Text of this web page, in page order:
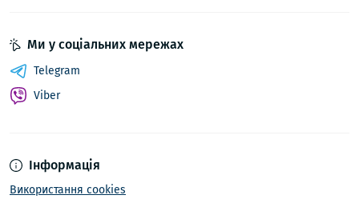
Інформація
Використання cookies
Ми у соціальних мережах
Telegram
Viber